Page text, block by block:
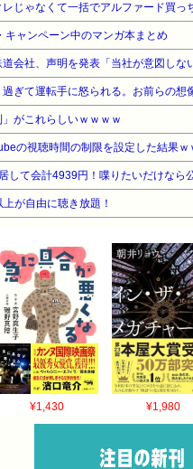
じゃなくて一括でアルファード買っ
キャンペーン中のマンガ本まとめ
会社、声明を発表「当社が意図しな
ぎて運転手に怒られる。お前らの想
がこれらしいｗｗｗｗ
の視聴時間の制限を設定した結果ｗ
して会計4939円！喋りたいだけなら
が自由に聴き放題！
¥1,430 ¥1,980